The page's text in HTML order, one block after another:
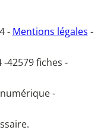
- Mentions légales -
-42579 fiches -
-